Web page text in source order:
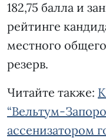
182,75 балла и
рейтинге
местного
резерв.
Читайте также:
“Вельтум-
ассенизатором